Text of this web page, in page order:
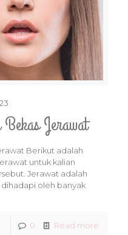
Jerawat
Berikut adalah
untuk kalian
Jerawat adalah
oleh banyak
0 Read more